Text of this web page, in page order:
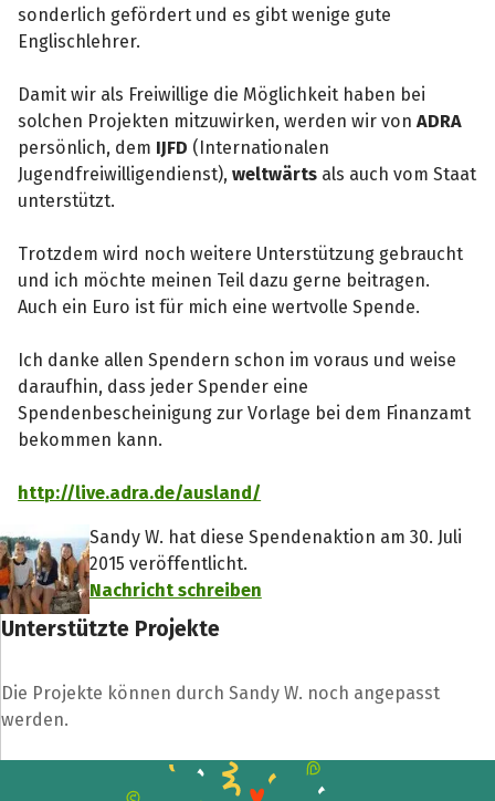
sonderlich gefördert und es gibt wenige gute
Englischlehrer.
Damit wir als Freiwillige die Möglichkeit haben bei
solchen Projekten mitzuwirken, werden wir vonADRA
persönlich, dem IJFD (Internationalen
Jugendfreiwilligendienst),weltwärts als auch vom Staat
unterstützt.
Trotzdem wird noch weitere Unterstützung gebraucht
und ich möchte meinen Teil dazu gerne beitragen.
Auch ein Euro ist für mich eine wertvolle Spende.
Ich danke allen Spendern schon im voraus und weise
daraufhin, dass jeder Spender eine
Spendenbescheinigung zur Vorlage bei dem Finanzamt
bekommen kann.
http://live.adra.de/ausland/
Sandy W. hat diese Spendenaktion am 30. Juli
2015 veröffentlicht.
Nachricht schreiben
Unterstützte Projekte
Die Projekte können durch Sandy W. noch angepasst
werden.